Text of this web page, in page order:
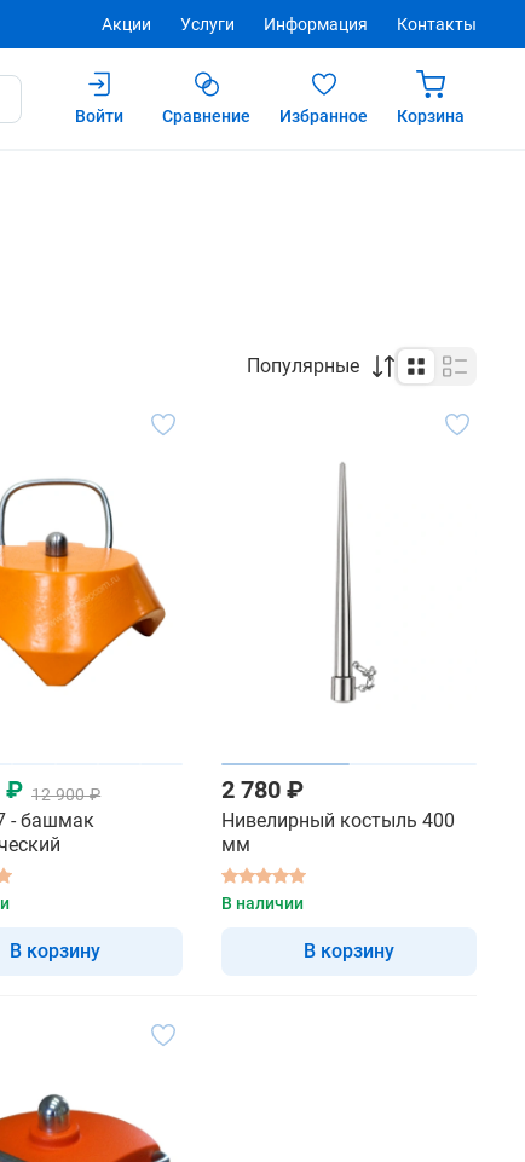
Акции Услуги Информация Контакты
Войти
Сравнение Избранное Корзина
Популярные
₽ 12 900 ₽
- башмак
В корзину
2 780 ₽
Нивелирный костыль 400
мм
В наличии
В корзину